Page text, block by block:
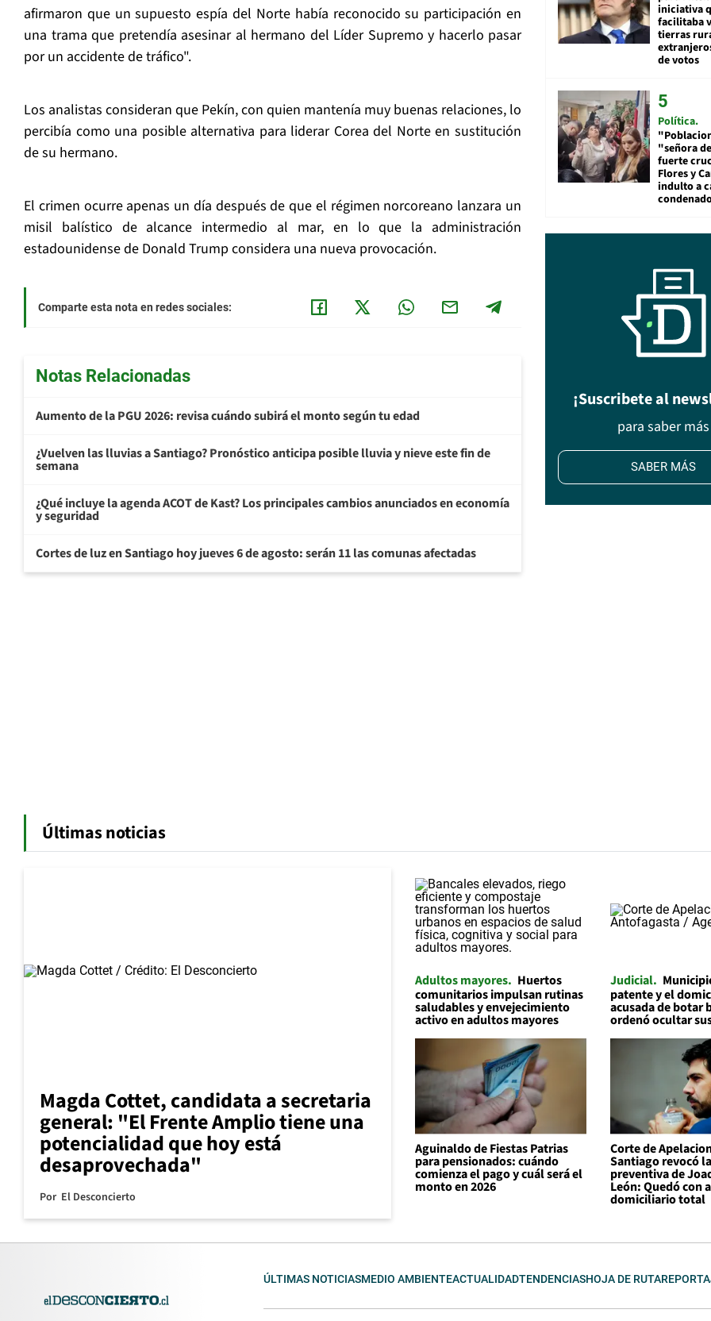
afirmaron que un supuesto espía del Norte había reconocido su participación en
una trama que pretendía asesinar al hermano del Líder Supremo y hacerlo pasar
por un accidente de tráfico".
Los analistas consideran que Pekín, con quien mantenía muy buenas relaciones, lo
percibía como una posible alternativa para liderar Corea del Norte en sustitución
de su hermano.
El crimen ocurre apenas un día después de que el régimen norcoreano lanzara un
misil balístico de alcance intermedio al mar, en lo que la administración
estadounidense de Donald Trump considera una nueva provocación.
Comparte esta nota en redes sociales:
Notas Relacionadas
Aumento de la PGU 2026: revisa cuándo subirá el monto según tu edad
¿Vuelven las lluvias a Santiago? Pronóstico anticipa posible lluvia y nieve este fin de
semana
¿Qué incluye la agenda ACOT de Kast? Los principales cambios anunciados en economía
y seguridad
Cortes de luz en Santiago hoy jueves 6 de agosto: serán 11 las comunas afectadas
iniciativa
facilitaba
tierras
de votos
Política
"señora
fuerte
Flores y
indulto a
¡Suscribete al
para saber más
SABER MÁS
Últimas noticias
Magda Cottet, candidata a secretaria
general: "El Frente Amplio tiene una
potencialidad que hoy está
desaprovechada"
Por El Desconcierto
Adultos mayores
Huertos
comunitarios impulsan rutinas
saludables y envejecimiento
activo en adultos mayores
Judicial
patente y el
acusada de botar
ordenó ocultar
Aguinaldo de Fiestas Patrias
para pensionados: cuándo
comienza el pago y cuál será el
monto en 2026
Corte de
Santiago revocó
preventiva de
León: Quedó con
domiciliario total
ÚLTIMAS NOTICIASMEDIO AMBIENTEACTUALIDADTENDENCIASHOJA DE RUTA